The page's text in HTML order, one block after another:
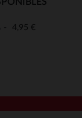
de
4,95 €